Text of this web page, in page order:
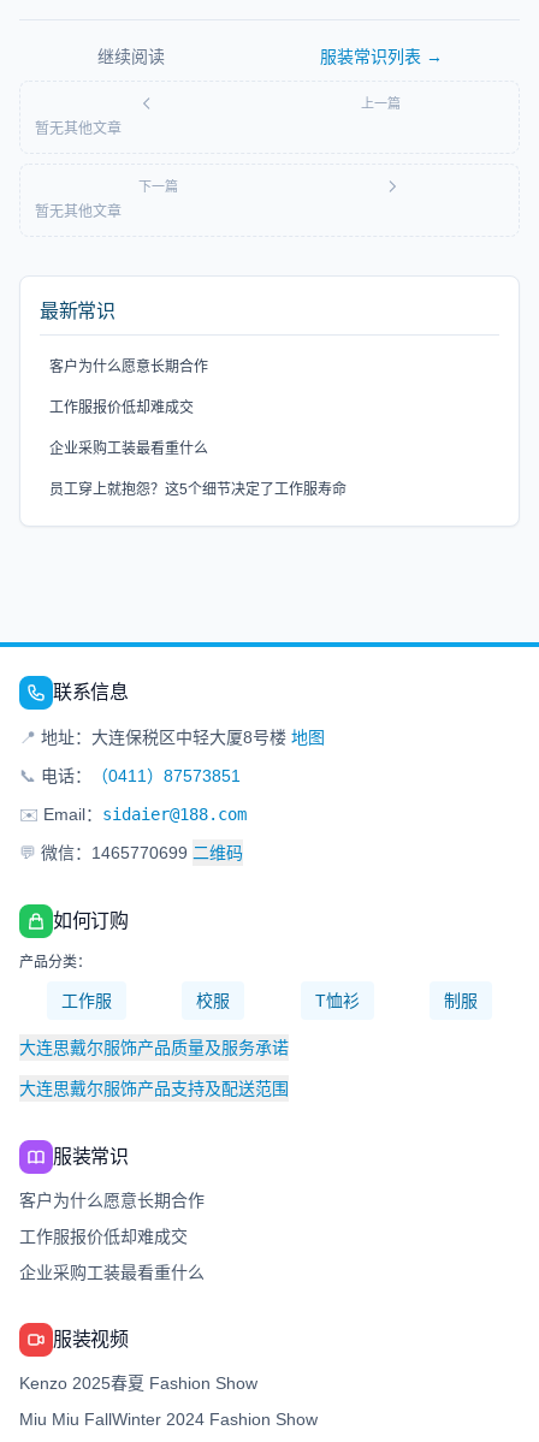
继续阅读 服装常识列表 →
上一篇
暂无其他文章
下一篇
暂无其他文章
最新常识
客户为什么愿意长期合作
工作服报价低却难成交
企业采购工装最看重什么
员工穿上就抱怨？这5个细节决定了工作服寿命
联系信息
📍 地址：大连保税区中轻大厦8号楼 地图
📞 电话：
（0411）87573851
✉️ Email： sidaier@188.com
💬 微信：1465770699 二维码
如何订购
产品分类：
工作服 校服 T恤衫 制服
大连思戴尔服饰产品质量及服务承诺
大连思戴尔服饰产品支持及配送范围
服装常识
客户为什么愿意长期合作
工作服报价低却难成交
企业采购工装最看重什么
服装视频
Kenzo 2025春夏 Fashion Show
Miu Miu FallWinter 2024 Fashion Show